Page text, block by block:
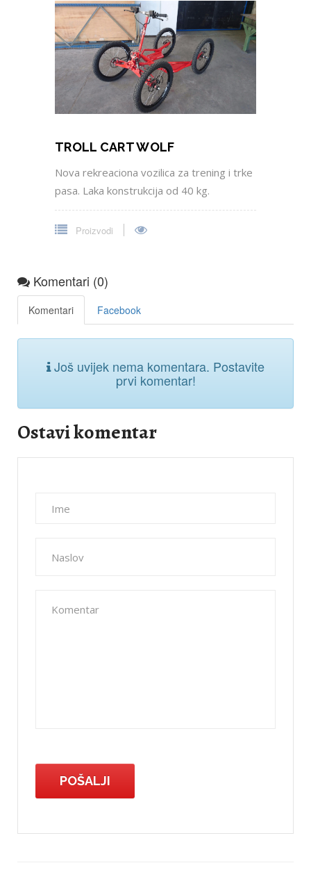
TROLL CART WOLF
Nova rekreaciona vozilica za trening i trke
pasa. Laka konstrukcija od 40 kg.
Proizvodi
Komentari (0)
Komentari Facebook
Još uvijek nema komentara. Postavite
prvi komentar!
Ostavi komentar